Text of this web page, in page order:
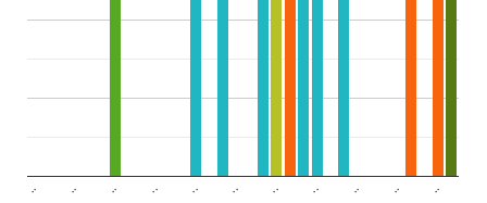
.. .. .. .. .. .. .. .. .. .. ..